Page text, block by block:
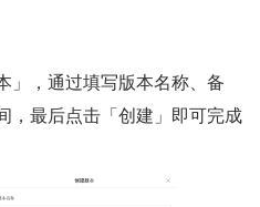
」，通过填写版本名称、备
，最后点击「创建」即可完成